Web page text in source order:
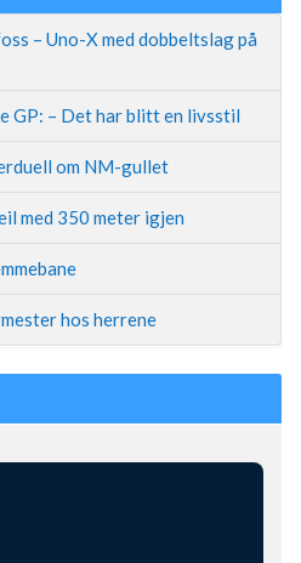
– Uno-X med dobbeltslag på
GP: – Det har blitt en livsstil
om NM-gullet
med 350 meter igjen
hos herrene